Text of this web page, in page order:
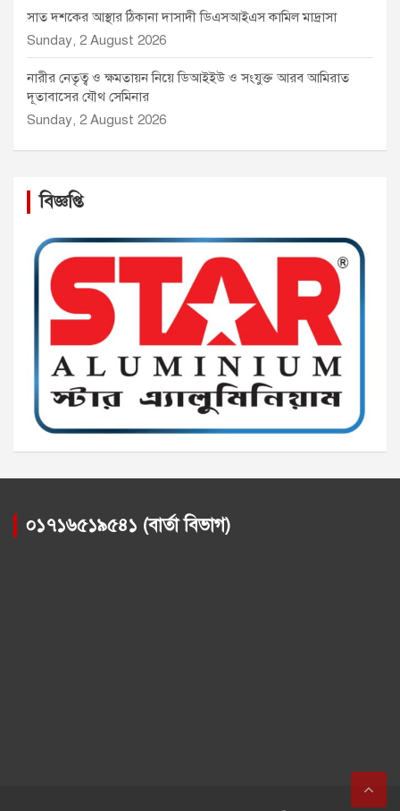
সাত দশকের আস্থার ঠিকানা দাসাদী ডিএসআইএস কামিল মাদ্রাসা
Sunday, 2 August 2026
নারীর নেতৃত্ব ও ক্ষমতায়ন নিয়ে ডিআইইউ ও সংযুক্ত আরব আমিরাত
দূতাবাসের যৌথ সেমিনার
Sunday, 2 August 2026
বিজ্ঞপ্তি
০১৭১৬৫১৯৫৪১ (বার্তা বিভাগ)